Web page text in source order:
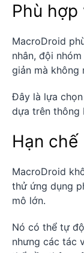
Phù hợp
MacroDroid
nhân, đội
giản mà không
Đây là lựa
dựa trên thông
Hạn chế
MacroDroid
thử ứng dụng
mô lớn.
Nó có thể tự
nhưng các tác